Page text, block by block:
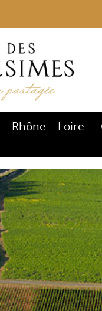
Rhône Loire